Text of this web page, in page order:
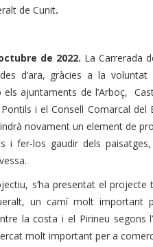
de Cunit.
de 2022. La Carrerada
d’ara, gràcies a la
ajuntaments de l’Arboç,
i el Consell Comarcal
novament un element de
i fer-los gaudir dels
s’ha presentat el
un camí molt important
la costa i el Pirineu segons
molt important per a